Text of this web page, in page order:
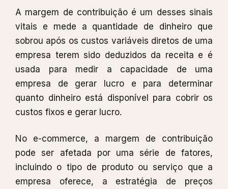
A margem de contribuição é um desses sinais
vitais e mede a quantidade de dinheiro que
sobrou após os custos variáveis ​​diretos de uma
empresa terem sido deduzidos da receita e é
usada para medir a capacidade de uma
empresa de gerar lucro e para determinar
quanto dinheiro está disponível para cobrir os
custos fixos e gerar lucro.
No e-commerce, a margem de contribuição
pode ser afetada por uma série de fatores,
incluindo o tipo de produto ou serviço que a
empresa oferece, a estratégia de preços